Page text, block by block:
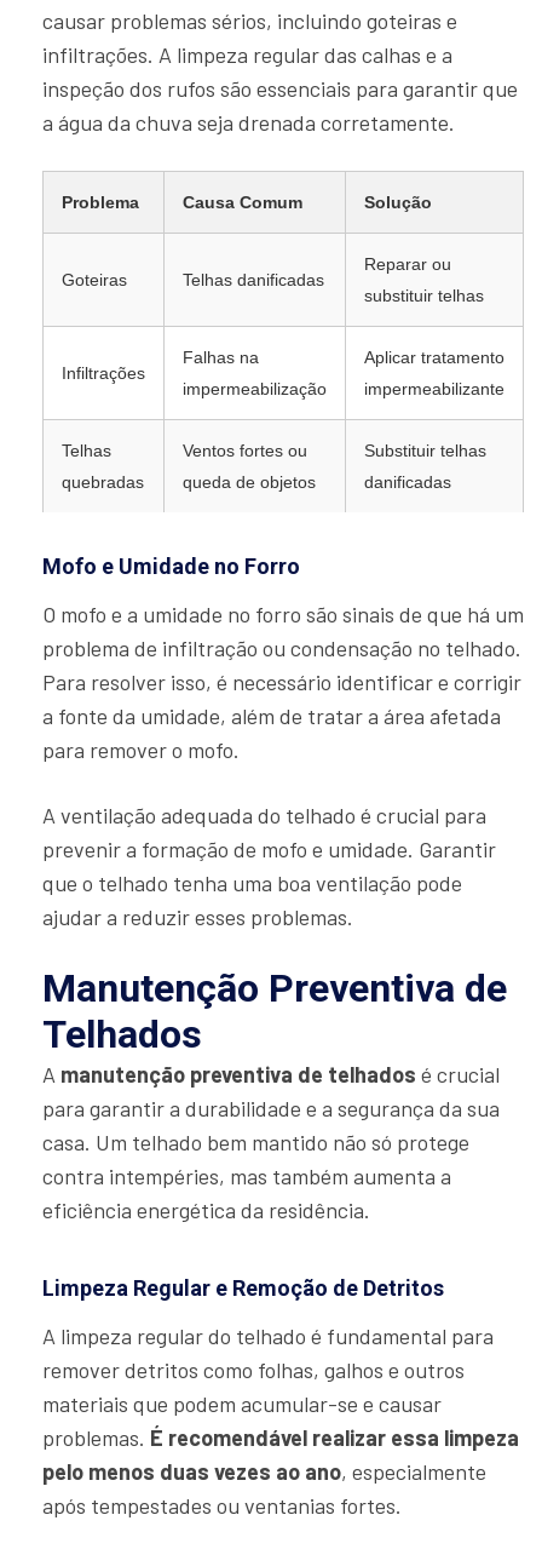
causar problemas sérios, incluindo goteiras e
infiltrações. A limpeza regular das calhas e a
inspeção dos rufos são essenciais para garantir que
a água da chuva seja drenada corretamente.
Problema Causa Comum Solução
Goteiras Telhas danificadas
Reparar ou
substituir telhas
Infiltrações
Falhas na
impermeabilização
Aplicar tratamento
impermeabilizante
Telhas
quebradas
Ventos fortes ou
queda de objetos
Substituir telhas
danificadas
Mofo e Umidade no Forro
O mofo e a umidade no forro são sinais de que há um
problema de infiltração ou condensação no telhado.
Para resolver isso, é necessário identificar e corrigir
a fonte da umidade, além de tratar a área afetada
para remover o mofo.
A ventilação adequada do telhado é crucial para
prevenir a formação de mofo e umidade. Garantir
que o telhado tenha uma boa ventilação pode
ajudar a reduzir esses problemas.
Manutenção Preventiva de
Telhados
A manutenção preventiva de telhados é crucial
para garantir a durabilidade e a segurança da sua
casa. Um telhado bem mantido não só protege
contra intempéries, mas também aumenta a
eficiência energética da residência.
Limpeza Regular e Remoção de Detritos
A limpeza regular do telhado é fundamental para
remover detritos como folhas, galhos e outros
materiais que podem acumular-se e causar
problemas. É recomendável realizar essa limpeza
pelo menos duas vezes ao ano, especialmente
após tempestades ou ventanias fortes.